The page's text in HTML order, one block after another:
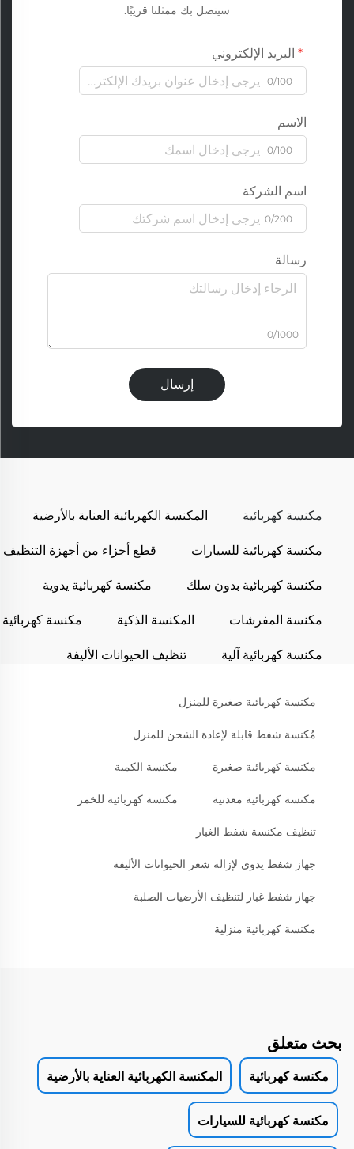
سيتصل بك ممثلنا قريبًا.
البريد الإلكتروني
0/100
الاسم
0/100
اسم الشركة
0/200
رسالة
0/1000
إرسال
مكنسة كهربائية
المكنسة الكهربائية العناية بالأرضية
مكنسة كهربائية للسيارات
قطع أجزاء من أجهزة التنظيف
مكنسة كهربائية بدون سلك
مكنسة كهربائية يدوية
مكنسة المفرشات
المكنسة الذكية
مكنسة كهربائية
مكنسة كهربائية آلية
تنظيف الحيوانات الأليفة
مكنسة كهربائية صغيرة للمنزل
مُكنسة شفط قابلة لإعادة الشحن للمنزل
مكنسة كهربائية صغيرة مكنسة الكمية
مكنسة كهربائية معدنية مكنسة كهربائية للخمر
تنظيف مكنسة شفط الغبار
جهاز شفط يدوي لإزالة شعر الحيوانات الأليفة
جهاز شفط غبار لتنظيف الأرضيات الصلبة
مكنسة كهربائية منزلية
بحث متعلق
مكنسة كهربائية المكنسة الكهربائية العناية بالأرضية
مكنسة كهربائية للسيارات